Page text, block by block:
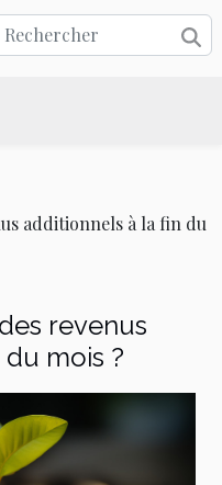
additionnels à la fin du
revenus
mois ?